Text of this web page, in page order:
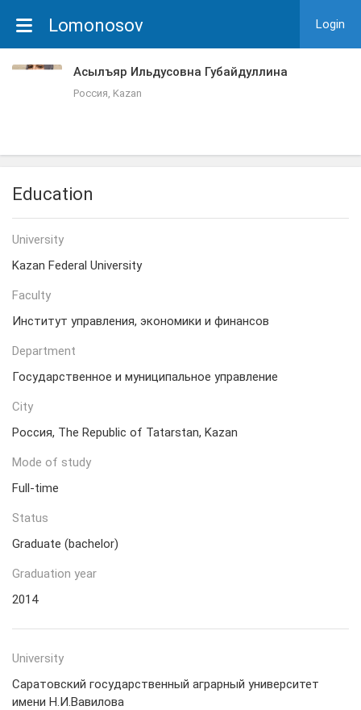
Lomonosov Login
Асылъяр Ильдусовна Губайдуллина
Россия, Kazan
Education
University
Kazan Federal University
Faculty
Институт управления, экономики и финансов
Department
Государственное и муниципальное управление
City
Россия, The Republic of Tatarstan, Kazan
Mode of study
Full-time
Status
Graduate (bachelor)
Graduation year
2014
University
Саратовский государственный аграрный университет
имени Н.И.Вавилова